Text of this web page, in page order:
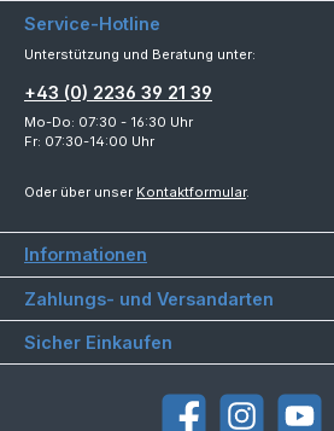
Service-Hotline
Unterstützung und Beratung unter:
+43 (0) 2236 39 21 39
Mo-Do: 07:30 - 16:30 Uhr
Fr: 07:30-14:00 Uhr
Oder über unser Kontaktformular.
Informationen
Zahlungs- und Versandarten
Sicher Einkaufen